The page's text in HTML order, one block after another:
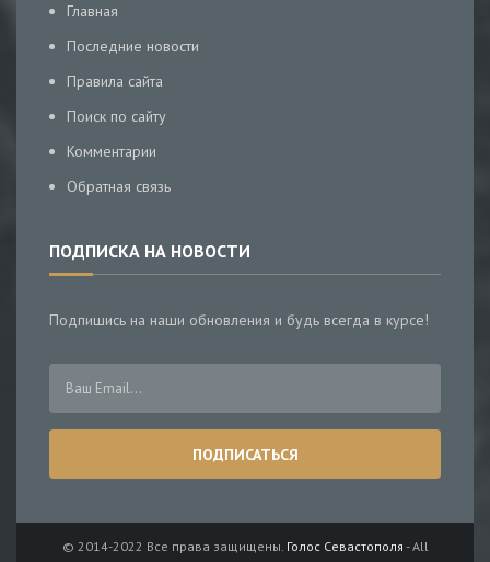
Главная
Последние новости
Правила сайта
Поиск по сайту
Комментарии
Обратная связь
ПОДПИСКА НА НОВОСТИ
Подпишись на наши обновления и будь всегда в курсе!
© 2014-2022 Все права защищены. Голос Севастополя - All